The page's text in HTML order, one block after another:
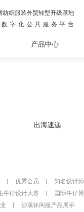
纺织服装外贸转型升级基地
数字化公共服务平台
产品中心
出海速递
优秀会员
知名设计师
牛仔设计大赛
国际牛仔
沙溪休闲服产品展示